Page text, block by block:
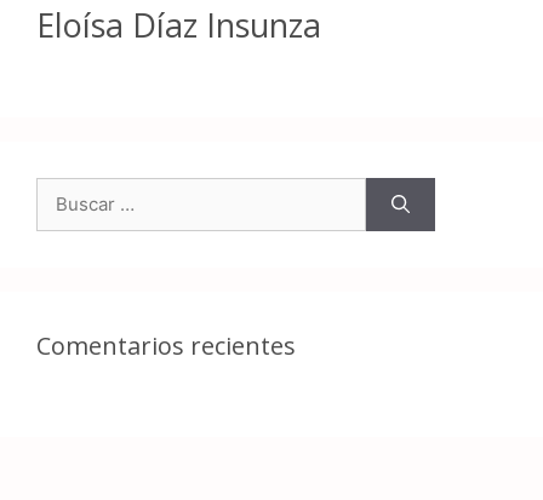
Eloísa Díaz Insunza
Comentarios recientes